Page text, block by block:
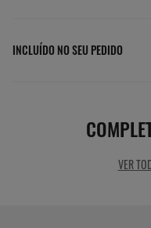
INCLUÍDO NO SEU PEDIDO
VER